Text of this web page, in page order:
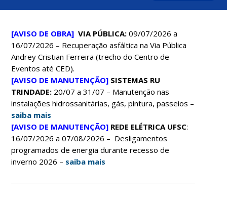
[AVISO DE OBRA] VIA PÚBLICA: 09/07/2026 a
16/07/2026 – Recuperação asfáltica na Via Pública
Andrey Cristian Ferreira (trecho do Centro de
Eventos até CED).
[AVISO DE MANUTENÇÃO] SISTEMAS RU
TRINDADE: 20/07 a 31/07 – Manutenção nas
instalações hidrossanitárias, gás, pintura, passeios –
saiba mais
[AVISO DE MANUTENÇÃO] REDE ELÉTRICA UFSC:
16/07/2026 a 07/08/2026 – Desligamentos
programados de energia durante recesso de
inverno 2026 – saiba mais